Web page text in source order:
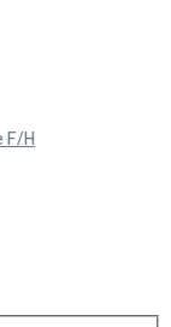
F/H